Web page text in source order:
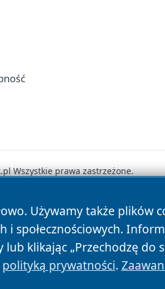
Używamy także
społecznościowych.
klikając „Przechodzę do
polityką prywatności.
Wszystkie prawa zastrzeżone.
Polityka Cookies